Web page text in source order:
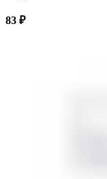
83 ₽